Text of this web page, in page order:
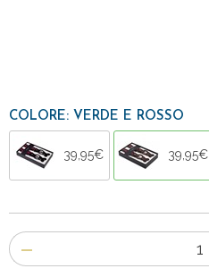
COLORE: VERDE E ROSSO
39,95€ 39,95€
Numero
di